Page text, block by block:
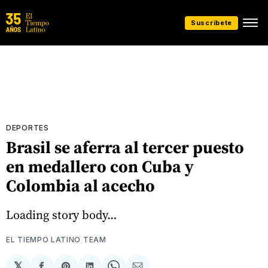
Suscríbete
DEPORTES
Brasil se aferra al tercer puesto
en medallero con Cuba y
Colombia al acecho
Loading story body…
EL TIEMPO LATINO TEAM